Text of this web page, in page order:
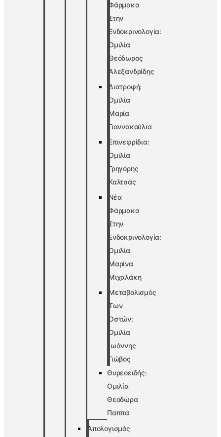
Φάρμακα
Στην
Ενδοκρινολογία:
Ομιλία
Θεόδωρος
Αλεξανδρίδης
Διατροφή:
Ομιλία
Μαρία
Γιαννακούλια
Επινεφρίδια:
Ομιλία
Γρηγόρης
Καλτσάς
Νέα
Φάρμακα
Στην
Ενδοκρινολογία:
Ομιλία
Μαρίνα
Μιχαλάκη
Μεταβολισμός
Των
Οστών:
Ομιλία
Ιωάννης
Γιώβος
Θυρεοειδής:
Ομιλία
Θεοδώρα
Παππά
Απολογισμός